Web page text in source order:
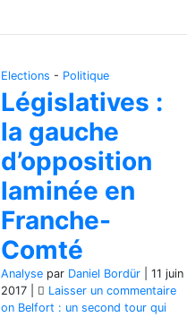
Elections - Politique
Législatives :
la gauche
d’opposition
laminée en
Franche-
Comté
Analyse par Daniel Bordür
11 juin
2017
Laisser un commentaire
on Belfort : un second tour qui